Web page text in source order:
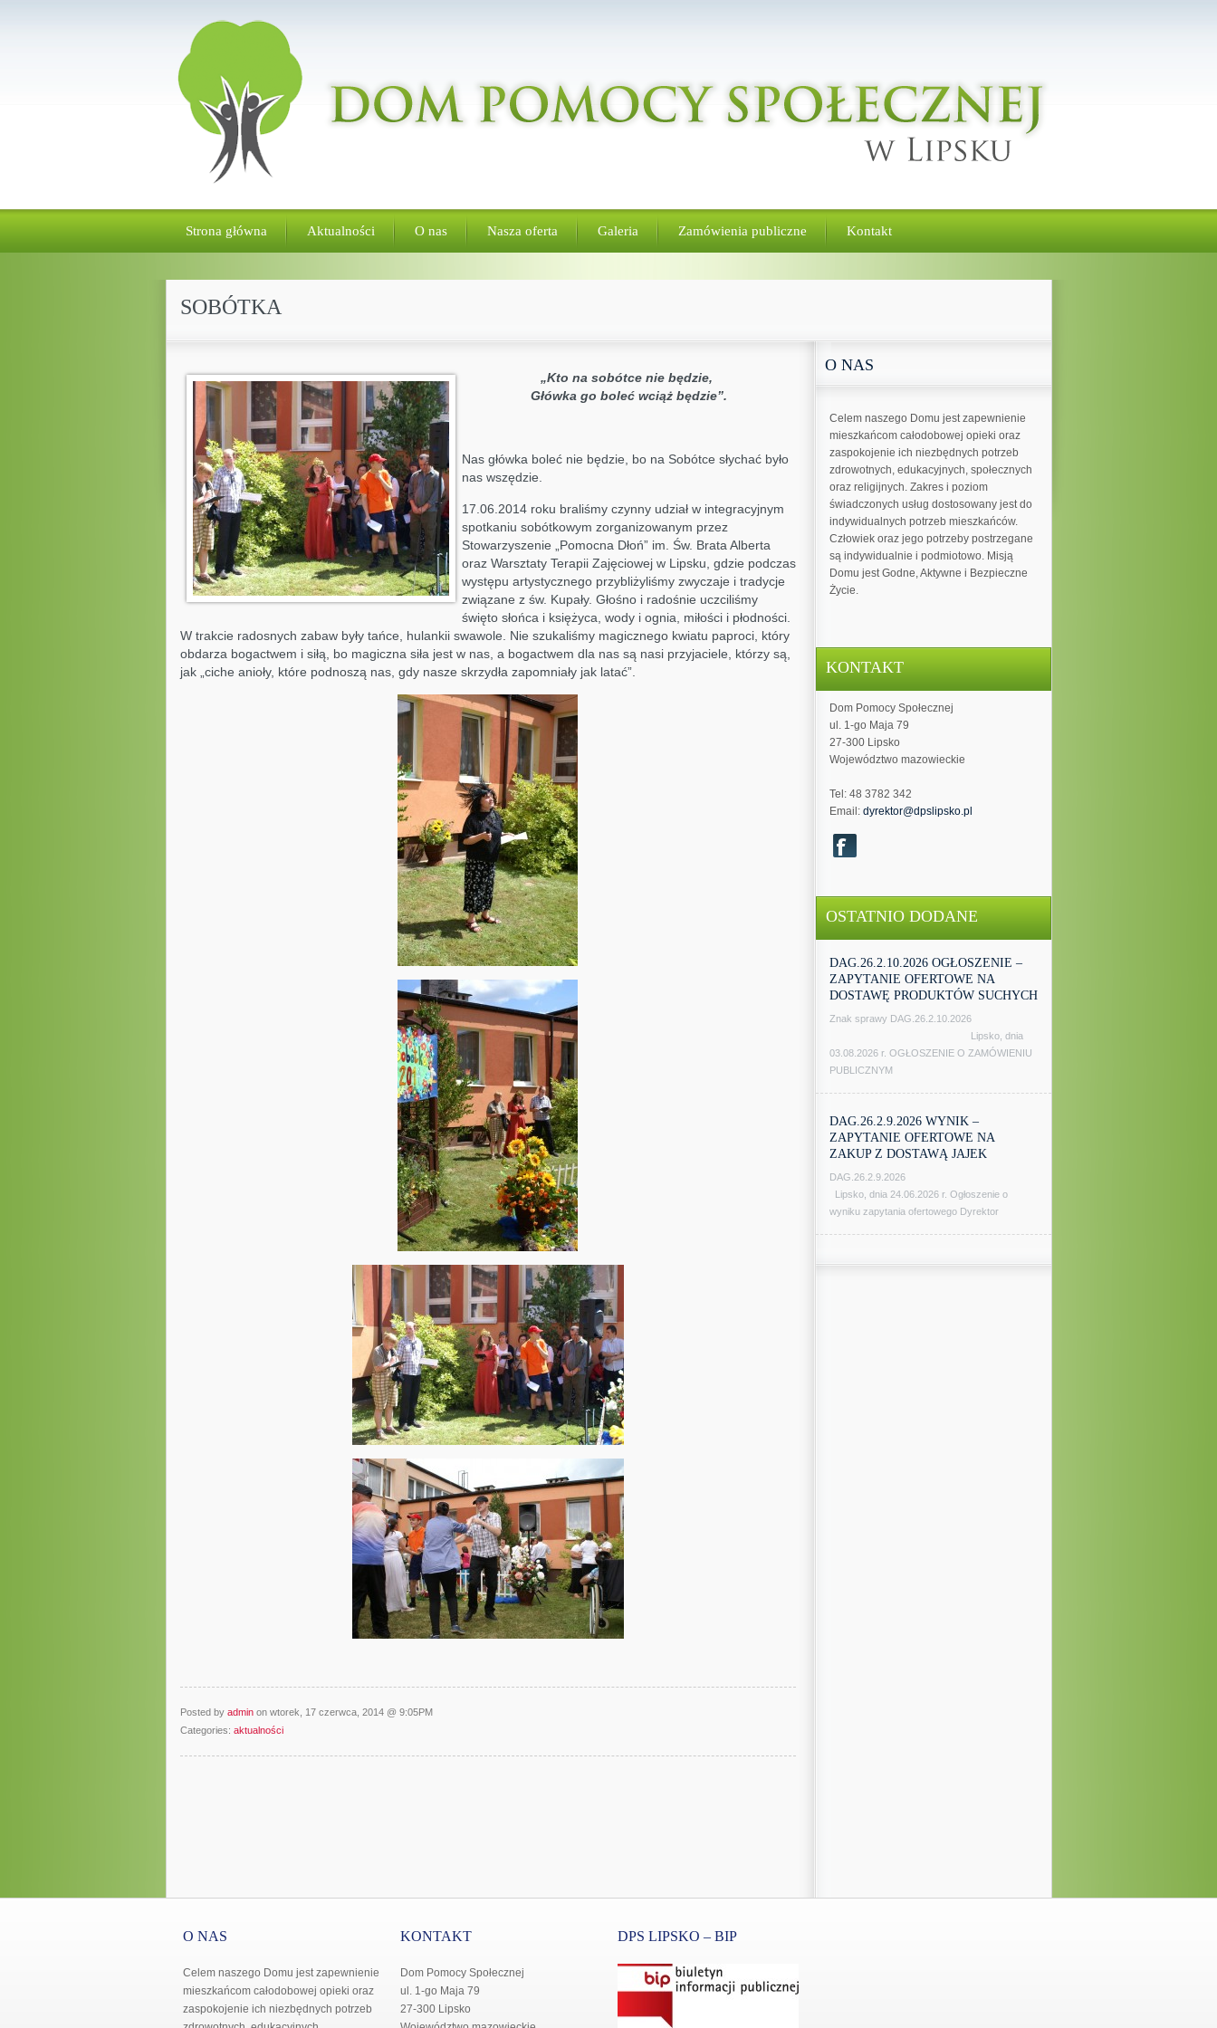
Strona główna Aktualności O nas Nasza oferta Galeria Zamówienia publiczne Kontakt
SOBÓTKA
O NAS
Celem naszego Domu jest zapewnienie
mieszkańcom całodobowej opieki oraz
zaspokojenie ich niezbędnych potrzeb
zdrowotnych, edukacyjnych, społecznych
oraz religijnych. Zakres i poziom
świadczonych usług dostosowany jest do
indywidualnych potrzeb mieszkańców.
Człowiek oraz jego potrzeby postrzegane
są indywidualnie i podmiotowo. Misją
Domu jest Godne, Aktywne i Bezpieczne
Życie.
KONTAKT
Dom Pomocy Społecznej
ul. 1-go Maja 79
27-300 Lipsko
Województwo mazowieckie
Tel: 48 3782 342
Email: dyrektor@dpslipsko.pl
OSTATNIO DODANE
DAG.26.2.10.2026 OGŁOSZENIE –
ZAPYTANIE OFERTOWE NA
DOSTAWĘ PRODUKTÓW SUCHYCH
Znak sprawy DAG.26.2.10.2026
Lipsko, dnia
03.08.2026 r. OGŁOSZENIE O ZAMÓWIENIU
PUBLICZNYM
DAG.26.2.9.2026 WYNIK –
ZAPYTANIE OFERTOWE NA
ZAKUP Z DOSTAWĄ JAJEK
DAG.26.2.9.2026
Lipsko, dnia 24.06.2026 r. Ogłoszenie o
wyniku zapytania ofertowego Dyrektor
„Kto na sobótce nie będzie,
Główka go boleć wciąż będzie”.
Nas główka boleć nie będzie, bo na Sobótce słychać było
nas wszędzie.
17.06.2014 roku braliśmy czynny udział w integracyjnym
spotkaniu sobótkowym zorganizowanym przez
Stowarzyszenie „Pomocna Dłoń” im. Św. Brata Alberta
oraz Warsztaty Terapii Zajęciowej w Lipsku, gdzie podczas
występu artystycznego przybliżyliśmy zwyczaje i tradycje
związane z św. Kupały. Głośno i radośnie uczciliśmy
święto słońca i księżyca, wody i ognia, miłości i płodności.
W trakcie radosnych zabaw były tańce, hulankii swawole. Nie szukaliśmy magicznego kwiatu paproci, który
obdarza bogactwem i siłą, bo magiczna siła jest w nas, a bogactwem dla nas są nasi przyjaciele, którzy są,
jak „ciche anioły, które podnoszą nas, gdy nasze skrzydła zapomniały jak latać”.
Posted by adminon wtorek, 17 czerwca, 2014 @ 9:05PM
Categories: aktualności
O NAS
Celem naszego Domu jest zapewnienie
mieszkańcom całodobowej opieki oraz
zaspokojenie ich niezbędnych potrzeb
KONTAKT
Dom Pomocy Społecznej
ul. 1-go Maja 79
27-300 Lipsko
DPS LIPSKO – BIP